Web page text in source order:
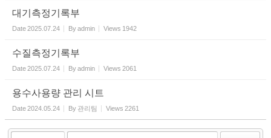
대기측정기록부
Date2025.07.24 Byadmin Views 1942
수질측정기록부
Date2025.07.24 Byadmin Views 2061
용수사용량 관리 시트
Date2024.05.24 By 관리팀 Views 2261